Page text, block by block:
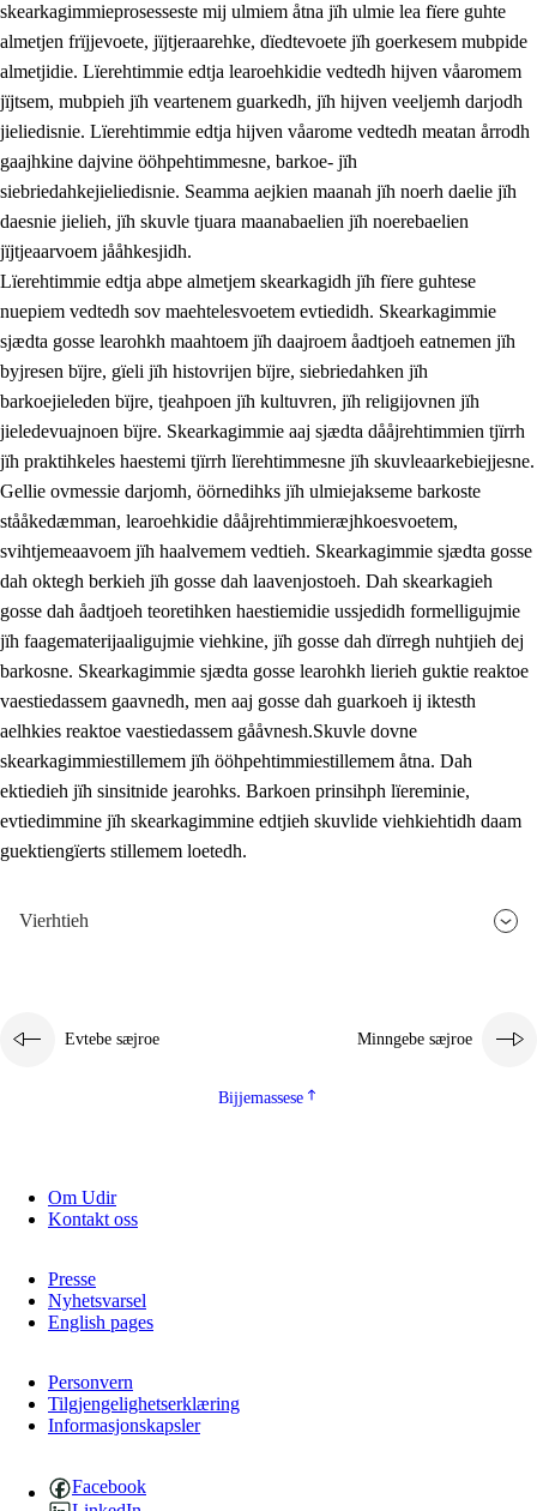
2. Lïeremen, evtiedimmien jïh skearkagimmien prinsihph
2.1 Sosijaale lïereme jïh evtiedimmie
2.2 Maahtoe faagine
2.3 Vihkeles tjiehpiesvoeth
2.4 Lïeredh lïeredh
skearkagimmieprosesseste mij ulmiem åtna jïh ulmie lea fïere guhte
almetjen frïjjevoete, jïjtjeraarehke, dïedtevoete jïh goerkesem mubpide
almetjidie. Lïerehtimmie edtja learoehkidie vedtedh hijven våaromem
jïjtsem, mubpieh jïh veartenem guarkedh, jïh hijven veeljemh darjodh
jieliedisnie. Lïerehtimmie edtja hijven våarome vedtedh meatan årrodh
gaajhkine dajvine ööhpehtimmesne, barkoe- jïh
siebriedahkejieliedisnie. Seamma aejkien maanah jïh noerh daelie jïh
daesnie jielieh, jïh skuvle tjuara maanabaelien jïh noerebaelien
jïjtjeaarvoem jååhkesjidh.
Lïerehtimmie edtja abpe almetjem skearkagidh jïh fïere guhtese
nuepiem vedtedh sov maehtelesvoetem evtiedidh. Skearkagimmie
sjædta gosse learohkh maahtoem jïh daajroem åadtjoeh eatnemen jïh
byjresen bïjre, gïeli jïh histovrijen bïjre, siebriedahken jïh
barkoejieleden bïjre, tjeahpoen jïh kultuvren, jïh religijovnen jïh
jieledevuajnoen bïjre. Skearkagimmie aaj sjædta dååjrehtimmien tjïrrh
jïh praktihkeles haestemi tjïrrh lïerehtimmesne jïh skuvleaarkebiejjesne.
Gellie ovmessie darjomh, öörnedihks jïh ulmiejakseme barkoste
stååkedæmman, learoehkidie dååjrehtimmieræjhkoesvoetem,
svihtjemeaavoem jïh haalvemem vedtieh. Skearkagimmie sjædta gosse
dah oktegh berkieh jïh gosse dah laavenjostoeh. Dah skearkagieh
gosse dah åadtjoeh teoretihken haestiemidie ussjedidh formelligujmie
jïh faagematerijaaligujmie viehkine, jïh gosse dah dïrregh nuhtjieh dej
barkosne. Skearkagimmie sjædta gosse learohkh lierieh guktie reaktoe
vaestiedassem gaavnedh, men aaj gosse dah guarkoeh ij iktesth
aelhkies reaktoe vaestiedassem gååvnesh.Skuvle dovne
skearkagimmiestillemem jïh ööhpehtimmiestillemem åtna. Dah
ektiedieh jïh sinsitnide jearohks. Barkoen prinsihph lïereminie,
evtiedimmine jïh skearkagimmine edtjieh skuvlide viehkiehtidh daam
guektiengïerts stillemem loetedh.
Vierhtieh
Evtebe sæjroe Minngebe sæjroe
Bijjemassese
Om Udir
Kontakt oss
Presse
Nyhetsvarsel
English pages
Personvern
Tilgjengelighetserklæring
Informasjonskapsler
Facebook